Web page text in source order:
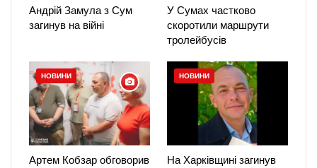
Андрій Замула з Сум
загинув на війні
У Сумах частково
скоротили маршрути
тролейбусів
НОВИНИ
Артем Кобзар обговорив
НОВИНИ
На Харківщині загинув